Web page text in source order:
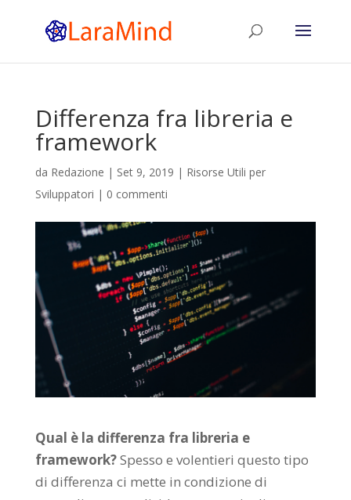
Differenza fra libreria e
framework
da Redazione | Set 9, 2019 | Risorse Utili per
Sviluppatori | 0 commenti
Qual è la differenza fra libreria e
framework?Spesso e volentieri questo tipo
di differenza ci mette in condizione di